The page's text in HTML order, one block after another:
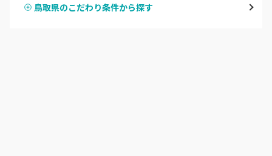
ハンドスカルプ
鳥取県のこだわり条件から探す